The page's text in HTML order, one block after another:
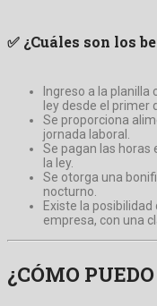
✅ ¿Cuáles son los
Ingreso a la
ley desde el primer
Se proporciona
jornada laboral.
Se pagan las horas
la ley.
Se otorga una
nocturno.
Existe la
empresa, con una
¿CÓMO